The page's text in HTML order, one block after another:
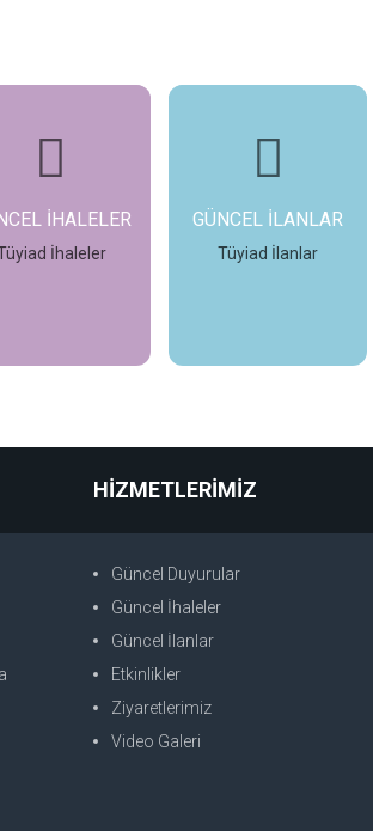
İHALELER
İhaleler
GÜNCEL İLANLAR
Tüyiad İlanlar
HİZMETLERİMİZ
Güncel Duyurular
Güncel İhaleler
Güncel İlanlar
Etkinlikler
Ziyaretlerimiz
Video Galeri